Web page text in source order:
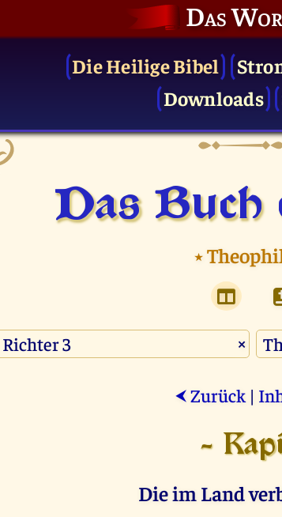
Das
Die Heilige Bibel
Downloads
Das Buch
⭑
×
⮜ Zurück |
-
Die im Land